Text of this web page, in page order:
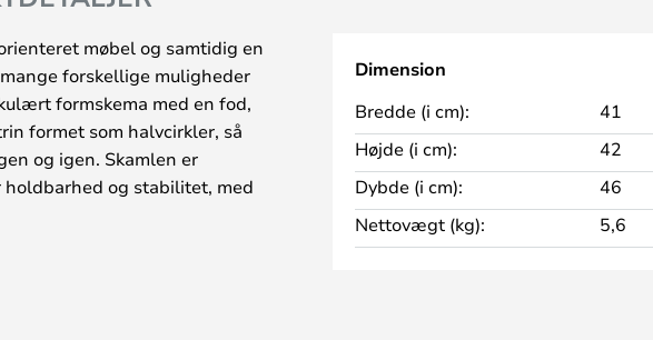
møbel og samtidig en
forskellige muligheder
formskema med en fod,
formet som halvcirkler, så
og igen. Skamlen er
og stabilitet, med
et stilrent udtryk til
Dimension
Bredde (i cm):
41
Højde (i cm):
42
Dybde (i cm):
46
Nettovægt (kg):
5,6